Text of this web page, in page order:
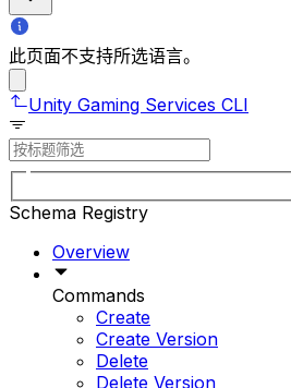
此页面不支持所选语言。
Unity Gaming Services CLI
Schema Registry
Overview
Commands
Create
Create Version
Delete
Delete Version